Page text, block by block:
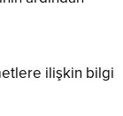
ilişkin bilgi